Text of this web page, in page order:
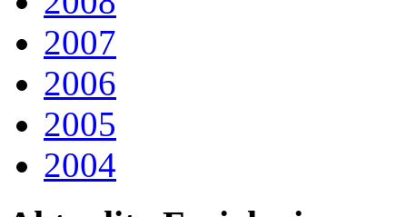
2007
2006
2005
2004